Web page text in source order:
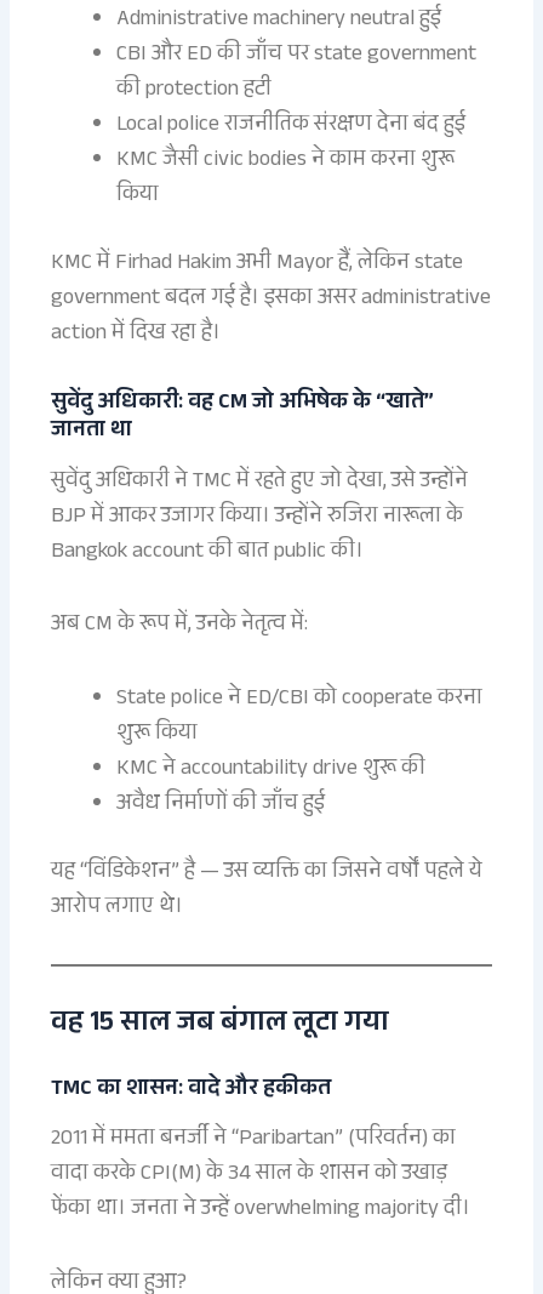
Administrative machinery neutral हुई
CBI और ED की जाँच पर state government
की protection हटी
Local police राजनीतिक संरक्षण देना बंद हुई
KMC जैसी civic bodies ने काम करना शुरू
किया
KMC में Firhad Hakim अभी Mayor हैं, लेकिन state
government बदल गई है। इसका असर administrative
action में दिख रहा है।
सुवेंदु अधिकारी: वह CM जो अभिषेक के “खाते”
जानता था
सुवेंदु अधिकारी ने TMC में रहते हुए जो देखा, उसे उन्होंने
BJP में आकर उजागर किया। उन्होंने रुजिरा नारूला के
Bangkok account की बात public की।
अब CM के रूप में, उनके नेतृत्व में:
State police ने ED/CBI को cooperate करना
शुरू किया
KMC ने accountability drive शुरू की
अवैध निर्माणों की जाँच हुई
यह “विंडिकेशन” है — उस व्यक्ति का जिसने वर्षों पहले ये
आरोप लगाए थे।
वह 15 साल जब बंगाल लूटा गया
TMC का शासन: वादे और हकीकत
2011 में ममता बनर्जी ने “Paribartan” (परिवर्तन) का
वादा करके CPI(M) के 34 साल के शासन को उखाड़
फेंका था। जनता ने उन्हें overwhelming majority दी।
लेकिन क्या हुआ?